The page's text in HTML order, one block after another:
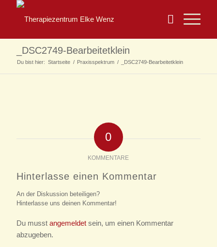
_DSC2749-Bearbeitetklein
Du bist hier: Startseite / Praxisspektrum / _DSC2749-Bearbeitetklein
0
KOMMENTARE
Hinterlasse einen Kommentar
An der Diskussion beteiligen?
Hinterlasse uns deinen Kommentar!
Du musst angemeldetsein, um einen Kommentar
abzugeben.